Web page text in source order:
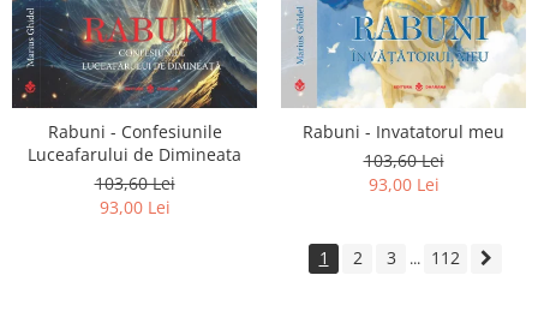
Rabuni - Confesiunile
Luceafarului de Dimineata
103,60 Lei
93,00 Lei
Rabuni - Invatatorul meu
103,60 Lei
93,00 Lei
1 2 3 ... 112